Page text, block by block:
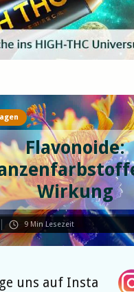
Flavonoide:
Wirkung
9 Min Lesezeit
uns auf Insta